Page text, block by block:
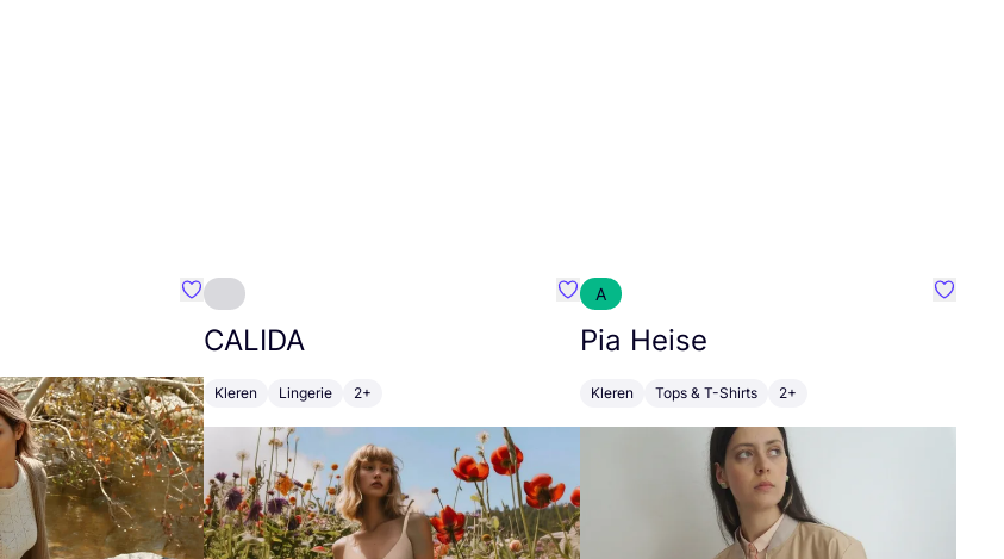
Favoriete {naam}
CALIDA
Kleren Lingerie 2+
Favoriete {naam}
A
Pia Heise
Kleren Tops & T-Shirts 2+